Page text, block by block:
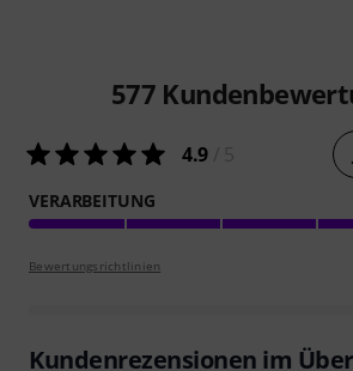
577
4.9
VERARBEITUNG
Bewertungsrichtlinien
Kundenrezensionen im